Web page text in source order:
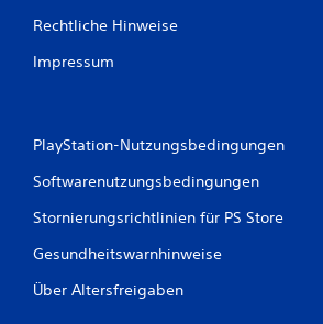
Rechtliche Hinweise
Impressum
PlayStation-Nutzungsbedingungen
Softwarenutzungsbedingungen
Stornierungsrichtlinien für PS Store
Gesundheitswarnhinweise
Über Altersfreigaben